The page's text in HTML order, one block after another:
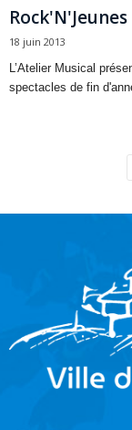
Rock'N'Jeunes
18 juin 2013
L’Atelier Musical
spectacles de fin